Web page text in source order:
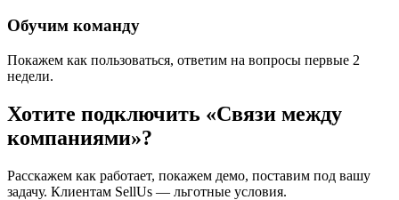
Обучим команду
Покажем как пользоваться, ответим на вопросы первые 2
недели.
Хотите подключить «Связи между
компаниями»?
Расскажем как работает, покажем демо, поставим под вашу
задачу. Клиентам SellUs — льготные условия.